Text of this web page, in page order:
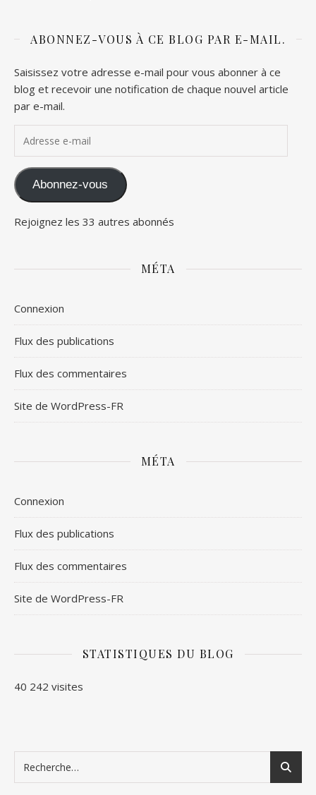
ABONNEZ-VOUS À CE BLOG PAR E-MAIL.
Saisissez votre adresse e-mail pour vous abonner à ce
blog et recevoir une notification de chaque nouvel article
par e-mail.
Abonnez-vous
Rejoignez les 33 autres abonnés
MÉTA
Connexion
Flux des publications
Flux des commentaires
Site de WordPress-FR
MÉTA
Connexion
Flux des publications
Flux des commentaires
Site de WordPress-FR
STATISTIQUES DU BLOG
40 242 visites